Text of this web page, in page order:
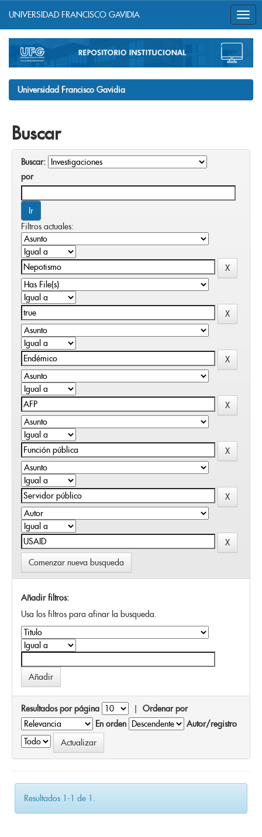
navigation
UNIVERSIDAD FRANCISCO GAVIDIA
Universidad Francisco Gavidia
Buscar
Buscar:
por
Filtros actuales:
Comenzar nueva busqueda
Añadir filtros:
Usa los filtros para afinar la busqueda.
Resultados por página | Ordenar por
En orden
Autor/registro
Resultados 1-1 de 1.